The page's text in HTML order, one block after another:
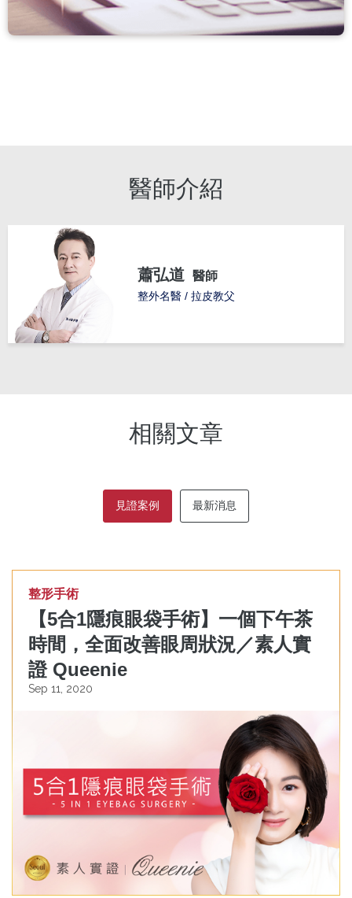
醫師介紹
蕭弘道 醫師
整外名醫 / 拉皮教父
相關文章
見證案例 最新消息
整形手術
【5合1隱痕眼袋手術】一個下午茶
時間，全面改善眼周狀況／素人實
證 Queenie
Sep 11, 2020